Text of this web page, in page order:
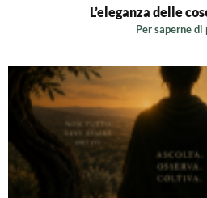
L’eleganza delle
Per saperne di